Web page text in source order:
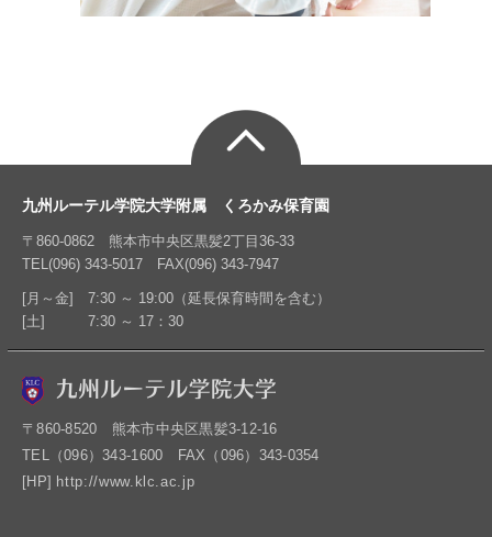
九州ルーテル学院大学附属 くろかみ保育園
〒860-0862 熊本市中央区黒髪2丁目36-33
TEL(096) 343-5017 FAX(096) 343-7947
[月～金] 7:30 ～ 19:00（延長保育時間を含む）
[土] 7:30 ～ 17：30
〒860-8520 熊本市中央区黒髪3-12-16
TEL（096）343-1600 FAX（096）343-0354
[HP] http://www.klc.ac.jp